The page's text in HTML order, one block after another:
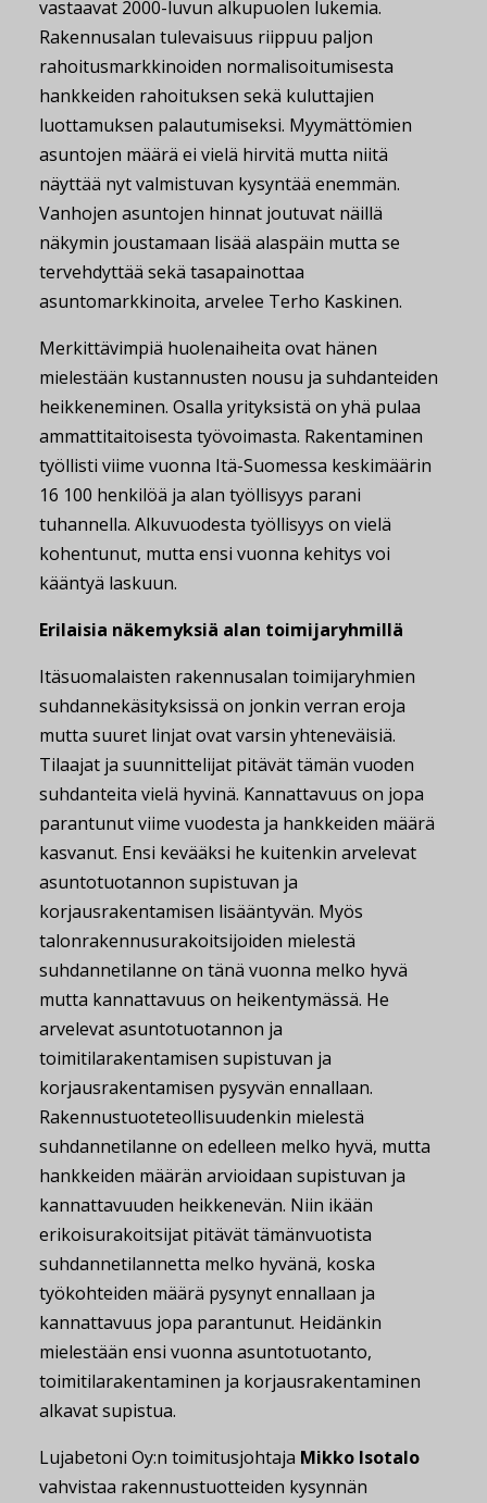
vastaavat 2000-luvun alkupuolen lukemia.
Rakennusalan tulevaisuus riippuu paljon
rahoitusmarkkinoiden normalisoitumisesta
hankkeiden rahoituksen sekä kuluttajien
luottamuksen palautumiseksi. Myymättömien
asuntojen määrä ei vielä hirvitä mutta niitä
näyttää nyt valmistuvan kysyntää enemmän.
Vanhojen asuntojen hinnat joutuvat näillä
näkymin joustamaan lisää alaspäin mutta se
tervehdyttää sekä tasapainottaa
asuntomarkkinoita, arvelee Terho Kaskinen.
Merkittävimpiä huolenaiheita ovat hänen
mielestään kustannusten nousu ja suhdanteiden
heikkeneminen. Osalla yrityksistä on yhä pulaa
ammattitaitoisesta työvoimasta. Rakentaminen
työllisti viime vuonna Itä-Suomessa keskimäärin
16 100 henkilöä ja alan työllisyys parani
tuhannella. Alkuvuodesta työllisyys on vielä
kohentunut, mutta ensi vuonna kehitys voi
kääntyä laskuun.
Erilaisia näkemyksiä alan toimijaryhmillä
Itäsuomalaisten rakennusalan toimijaryhmien
suhdannekäsityksissä on jonkin verran eroja
mutta suuret linjat ovat varsin yhteneväisiä.
Tilaajat ja suunnittelijat pitävät tämän vuoden
suhdanteita vielä hyvinä. Kannattavuus on jopa
parantunut viime vuodesta ja hankkeiden määrä
kasvanut. Ensi kevääksi he kuitenkin arvelevat
asuntotuotannon supistuvan ja
korjausrakentamisen lisääntyvän. Myös
talonrakennusurakoitsijoiden mielestä
suhdannetilanne on tänä vuonna melko hyvä
mutta kannattavuus on heikentymässä. He
arvelevat asuntotuotannon ja
toimitilarakentamisen supistuvan ja
korjausrakentamisen pysyvän ennallaan.
Rakennustuoteteollisuudenkin mielestä
suhdannetilanne on edelleen melko hyvä, mutta
hankkeiden määrän arvioidaan supistuvan ja
kannattavuuden heikkenevän. Niin ikään
erikoisurakoitsijat pitävät tämänvuotista
suhdannetilannetta melko hyvänä, koska
työkohteiden määrä pysynyt ennallaan ja
kannattavuus jopa parantunut. Heidänkin
mielestään ensi vuonna asuntotuotanto,
toimitilarakentaminen ja korjausrakentaminen
alkavat supistua.
Lujabetoni Oy:n toimitusjohtaja Mikko Isotalo
vahvistaa rakennustuotteiden kysynnän